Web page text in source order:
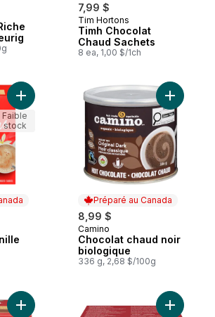
7,99 $
Préparé au Canada
Tim Hortons
Timh Chocolat
Chaud Sachets
8 ea, 1,00 $/1ch
Ajouter Timh Capp Vanille Fra Sachets au
Faible
stock
Préparé au Canada
8,99 $
Préparé au Canada
Camino
Chocolat chaud noir
biologique
336 g, 2,68 $/100g
Ajouter
Ajouter Timh Emb Choco Chaud Van Fran
Ajouter